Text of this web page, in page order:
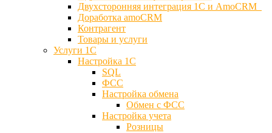
Двухсторонняя интеграция 1С и AmoCRM
Доработка amoCRM
Контрагент
Товары и услуги
Услуги 1С
Настройка 1С
SQL
ФСС
Настройка обмена
Обмен с ФСС
Настройка учета
Розницы